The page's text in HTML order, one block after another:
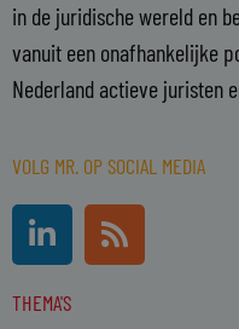
in de juridische wereld en
vanuit een onafhankelijke
Nederland actieve juristen
VOLG MR. OP SOCIAL MEDIA
L
i
n
k
R
s
s
THEMA'S